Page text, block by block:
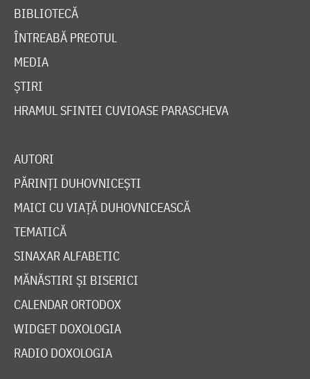
BIBLIOTECĂ
ÎNTREABĂ PREOTUL
MEDIA
ȘTIRI
HRAMUL SFINTEI CUVIOASE PARASCHEVA
AUTORI
PĂRINȚI DUHOVNICEȘTI
MAICI CU VIAȚĂ DUHOVNICEASCĂ
TEMATICĂ
SINAXAR ALFABETIC
MĂNĂSTIRI ȘI BISERICI
CALENDAR ORTODOX
WIDGET DOXOLOGIA
RADIO DOXOLOGIA